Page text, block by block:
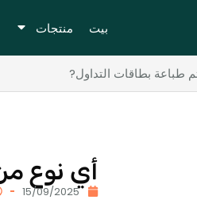
بيت منتجات
طباعة بطاقات التداول?
أي نوع
15/09/2025